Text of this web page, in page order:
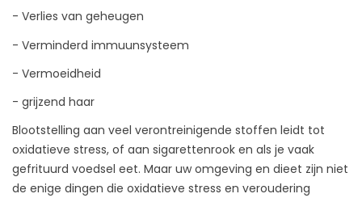
- Verlies van geheugen
- Verminderd immuunsysteem
- Vermoeidheid
- grijzend haar
Blootstelling aan veel verontreinigende stoffen leidt tot
oxidatieve stress, of aan sigarettenrook en als je vaak
gefrituurd voedsel eet. Maar uw omgeving en dieet zijn niet
de enige dingen die oxidatieve stress en veroudering